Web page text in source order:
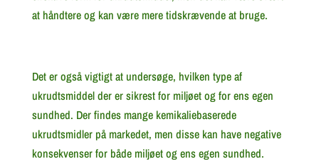
at håndtere og kan være mere tidskrævende at bruge.
Det er også vigtigt at undersøge, hvilken type af
ukrudtsmiddel der er sikrest for miljøet og for ens egen
sundhed. Der findes mange kemikaliebaserede
ukrudtsmidler på markedet, men disse kan have negative
konsekvenser for både miljøet og ens egen sundhed.